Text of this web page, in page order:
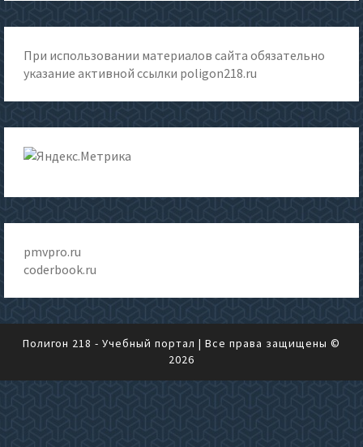
При использовании материалов сайта обязательно
указание активной ссылки poligon218.ru
pmvpro.ru
coderbook.ru
Полигон 218 - Учебный портал | Все права защищены ©
2026